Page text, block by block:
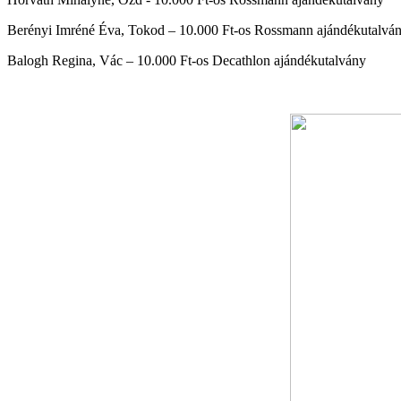
Berényi Imréné Éva, Tokod – 10.000 Ft-os Rossmann
Balogh Regina, Vác – 10.000 Ft-os Decathlon ajándékutalvány